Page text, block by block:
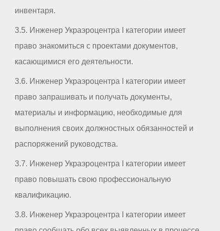
инвентаря.
3.5. Инженер Украэроцентра I категории имеет
право знакомиться с проектами документов,
касающимися его деятельности.
3.6. Инженер Украэроцентра I категории имеет
право запрашивать и получать документы,
материалы и информацию, необходимые для
выполнения своих должностных обязанностей и
распоряжений руководства.
3.7. Инженер Украэроцентра I категории имеет
право повышать свою профессиональную
квалификацию.
3.8. Инженер Украэроцентра I категории имеет